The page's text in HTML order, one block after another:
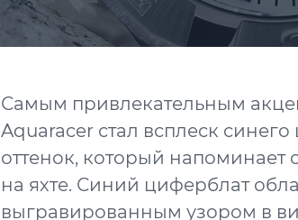
Самым привлекательным
Aquaracer стал всплеск
оттенок, который напоминает
на яхте. Синий циферблат
выгравированным узором в